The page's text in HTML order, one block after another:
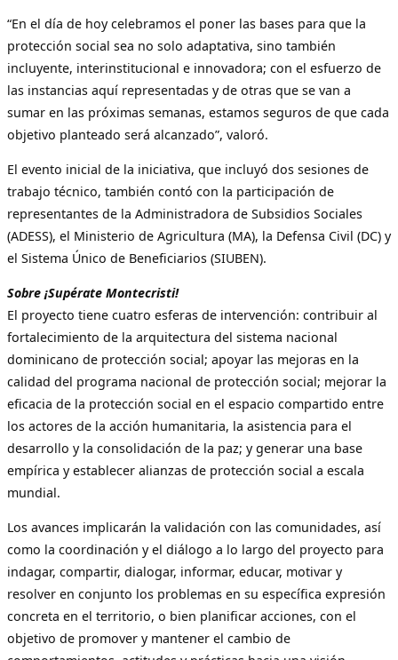
“En el día de hoy celebramos el poner las bases para que la
protección social sea no solo adaptativa, sino también
incluyente, interinstitucional e innovadora; con el esfuerzo de
las instancias aquí representadas y de otras que se van a
sumar en las próximas semanas, estamos seguros de que cada
objetivo planteado será alcanzado”, valoró.
El evento inicial de la iniciativa, que incluyó dos sesiones de
trabajo técnico, también contó con la participación de
representantes de la Administradora de Subsidios Sociales
(ADESS), el Ministerio de Agricultura (MA), la Defensa Civil (DC) y
el Sistema Único de Beneficiarios (SIUBEN).
Sobre ¡Supérate Montecristi!
El proyecto tiene cuatro esferas de intervención: contribuir al
fortalecimiento de la arquitectura del sistema nacional
dominicano de protección social; apoyar las mejoras en la
calidad del programa nacional de protección social; mejorar la
eficacia de la protección social en el espacio compartido entre
los actores de la acción humanitaria, la asistencia para el
desarrollo y la consolidación de la paz; y generar una base
empírica y establecer alianzas de protección social a escala
mundial.
Los avances implicarán la validación con las comunidades, así
como la coordinación y el diálogo a lo largo del proyecto para
indagar, compartir, dialogar, informar, educar, motivar y
resolver en conjunto los problemas en su específica expresión
concreta en el territorio, o bien planificar acciones, con el
objetivo de promover y mantener el cambio de